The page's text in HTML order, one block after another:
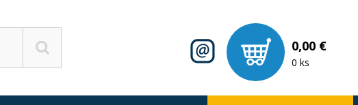
0,00 €
0 ks